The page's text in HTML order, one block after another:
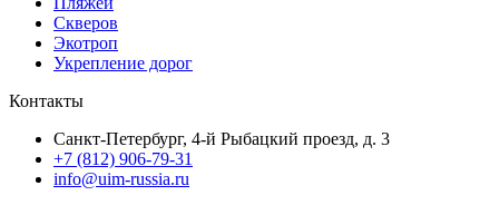
Скверов
Экотроп
Укрепление дорог
Контакты
Санкт-Петербург, 4-й Рыбацкий проезд, д. 3
+7 (812) 906-79-31
info@uim-russia.ru